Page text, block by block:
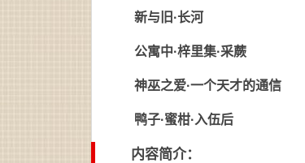
新与旧·长河
公寓中·梓里集·采蕨
神巫之爱·一个天才的通信
鸭子·蜜柑·入伍后
内容简介：